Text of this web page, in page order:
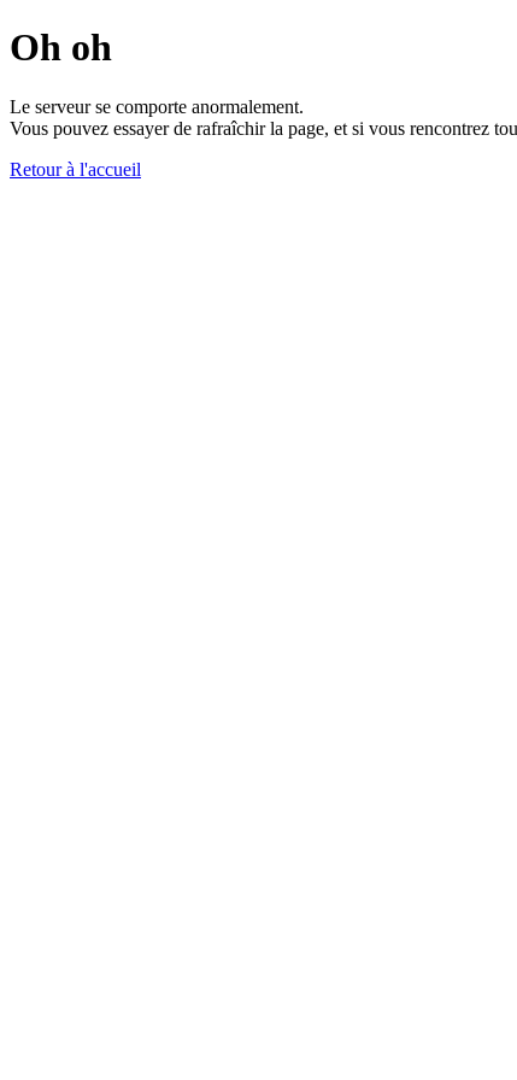
Oh oh
Le serveur se comporte anormalement.
Vous pouvez essayer de rafraîchir la page, et si vous rencontrez
Retour à l'accueil